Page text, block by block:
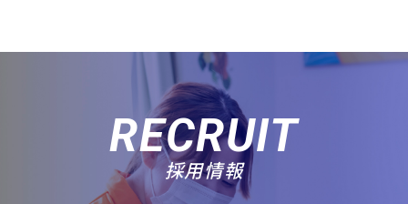
RECRUIT
採用情報